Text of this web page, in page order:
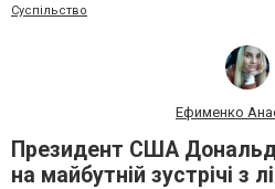
Суспільство
Ефименко
Президент США
на майбутній зустрічі з